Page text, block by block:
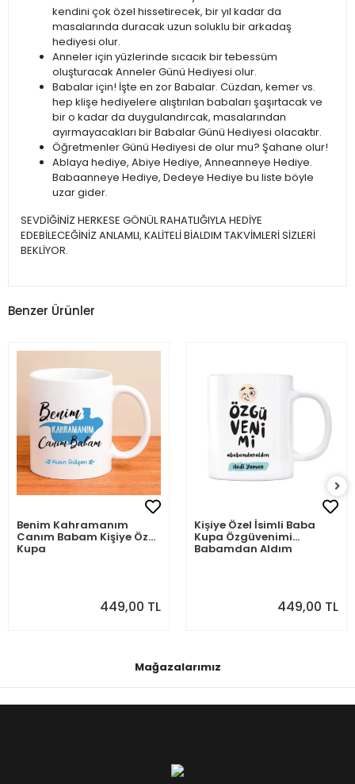
kendini çok özel hissetirecek, bir yıl kadar da
masalarında duracak uzun soluklu bir arkadaş
hediyesi olur.
Anneler için yüzlerinde sıcacık bir tebessüm
oluşturacak Anneler Günü Hediyesi olur.
Babalar için! İşte en zor Babalar. Cüzdan, kemer vs.
hep klişe hediyelere alıştırılan babaları şaşırtacak ve
bir o kadar da duygulandırcak, masalarından
ayırmayacakları bir Babalar Günü Hediyesi olacaktır.
Öğretmenler Günü Hediyesi de olur mu? Şahane olur!
Ablaya hediye, Abiye Hediye, Anneanneye Hediye.
Babaanneye Hediye, Dedeye Hediye bu liste böyle
uzar gider.
SEVDİĞİNİZ HERKESE GÖNÜL RAHATLIĞIYLA HEDİYE
EDEBİLECEĞİNİZ ANLAMLI, KALİTELİ BİALDIM TAKVİMLERİ SİZLERİ
BEKLİYOR.
Benzer Ürünler
Benim Kahramanım
Canım Babam Kişiye Özel
Kupa
449,00 TL
Kişiye Özel İsimli Baba
Kupa Özgüvenimi
Babamdan Aldım
449,00 TL
Mağazalarımız